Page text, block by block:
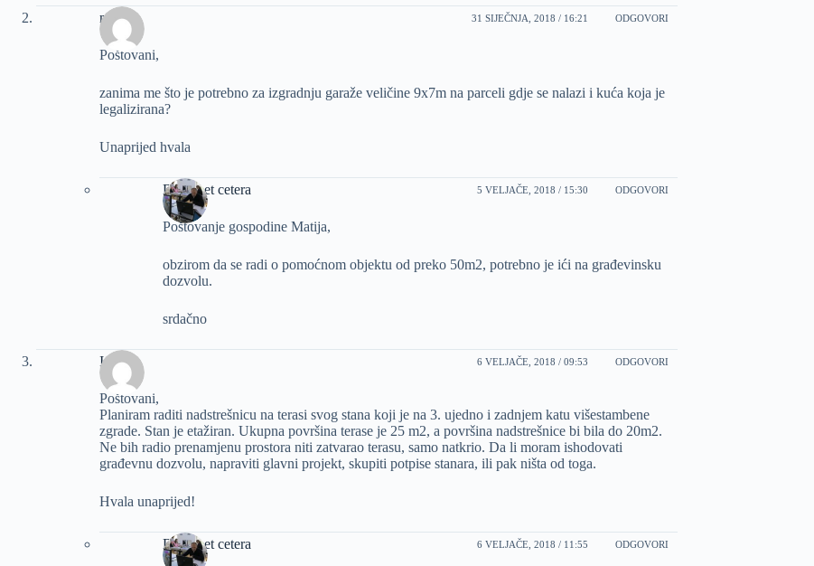
matija 31 SIJEČNJA, 2018 / 16:21 ODGOVORI
Poštovani,
zanima me što je potrebno za izgradnju garaže veličine 9x7m na parceli gdje se nalazi i kuća koja je
legalizirana?
Unaprijed hvala
Dizajn et cetera 5 VELJAČE, 2018 / 15:30 ODGOVORI
Poštovanje gospodine Matija,
obzirom da se radi o pomoćnom objektu od preko 50m2, potrebno je ići na građevinsku
dozvolu.
srdačno
Ivan 6 VELJAČE, 2018 / 09:53 ODGOVORI
Poštovani,
Planiram raditi nadstrešnicu na terasi svog stana koji je na 3. ujedno i zadnjem katu višestambene
zgrade. Stan je etažiran. Ukupna površina terase je 25 m2, a površina nadstrešnice bi bila do 20m2.
Ne bih radio prenamjenu prostora niti zatvarao terasu, samo natkrio. Da li moram ishodovati
građevnu dozvolu, napraviti glavni projekt, skupiti potpise stanara, ili pak ništa od toga.
Hvala unaprijed!
Dizajn et cetera 6 VELJAČE, 2018 / 11:55 ODGOVORI